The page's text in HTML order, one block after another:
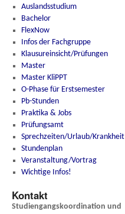
Auslandsstudium
Bachelor
FlexNow
Infos der Fachgruppe
Klausureinsicht/Prüfungen
Master
Master KliPPT
O-Phase für Erstsemester
Pb-Stunden
Praktika & Jobs
Prüfungsamt
Sprechzeiten/Urlaub/Krankheit
Stundenplan
Veranstaltung/Vortrag
Wichtige Infos!
Kontakt
Studiengangskoordination und